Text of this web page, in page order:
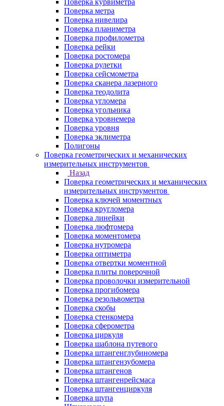
Поверка курвиметра
Поверка метра
Поверка нивелира
Поверка планиметра
Поверка профилометра
Поверка рейки
Поверка ростомера
Поверка рулетки
Поверка сейсмометра
Поверка сканера лазерного
Поверка теодолита
Поверка угломера
Поверка угольника
Поверка уровнемера
Поверка уровня
Поверка эклиметра
Полигоны
Поверка геометрических и механических
измерительных инструментов
Назад
Поверка геометрических и механических
измерительных инструментов
Поверка ключей моментных
Поверка кругломера
Поверка линейки
Поверка люфтомера
Поверка моментомера
Поверка нутромера
Поверка оптиметра
Поверка отвертки моментной
Поверка плиты поверочной
Поверка проволочки измерительной
Поверка прогибомера
Поверка резольвометра
Поверка скобы
Поверка стенкомера
Поверка сферометра
Поверка циркуля
Поверка шаблона путевого
Поверка штангенглубиномера
Поверка штангензубомера
Поверка штангенов
Поверка штангенрейсмаса
Поверка штангенциркуля
Поверка щупа